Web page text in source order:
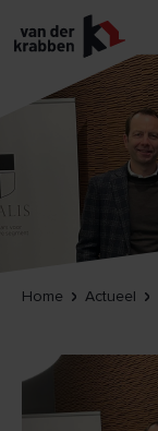
Home Actueel